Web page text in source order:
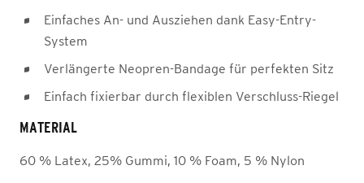
Einfaches An- und Ausziehen dank Easy-Entry-
System
Verlängerte Neopren-Bandage für perfekten Sitz
Einfach fixierbar durch flexiblen Verschluss-Riegel
MATERIAL
60 % Latex, 25% Gummi, 10 % Foam, 5 % Nylon